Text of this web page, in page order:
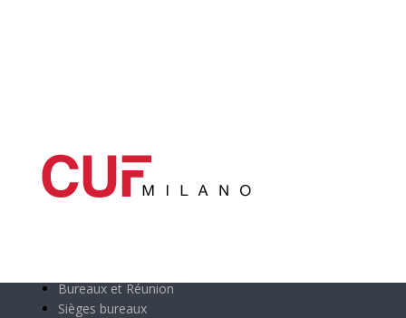
Bureaux et Réunion
Sièges bureaux